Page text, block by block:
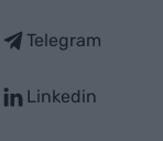
Telegram
Linkedin